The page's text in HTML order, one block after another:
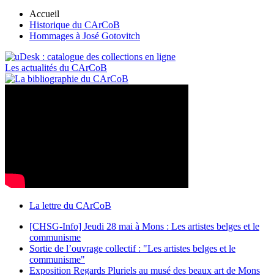
Accueil
Historique du CArCoB
Hommages à José Gotovitch
Les actualités du CArCoB
La lettre du CArCoB
[CHSG-Info] Jeudi 28 mai à Mons : Les artistes belges et le
communisme
Sortie de l’ouvrage collectif : "Les artistes belges et le
communisme"
Exposition Regards Pluriels au musé des beaux art de Mons